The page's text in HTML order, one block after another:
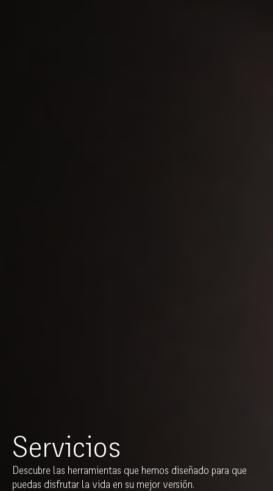
Servicios
Descubre las herramientas que hemos diseñado para que
puedas disfrutar la vida en su mejor versión.